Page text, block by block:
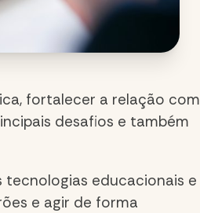
fortalecer a relação com
desafios e também
tecnologias educacionais e
e agir de forma